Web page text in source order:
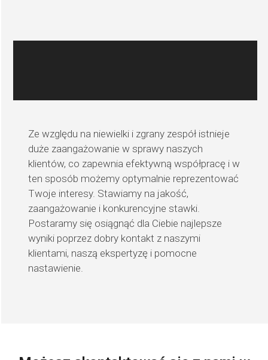
Ze względu na niewielki i zgrany zespół istnieje
duże zaangażowanie w sprawy naszych
klientów, co zapewnia efektywną współpracę i w
ten sposób możemy optymalnie reprezentować
Twoje interesy. Stawiamy na jakość,
zaangażowanie i konkurencyjne stawki.
Postaramy się osiągnąć dla Ciebie najlepsze
wyniki poprzez dobry kontakt z naszymi
klientami, naszą ekspertyzę i pomocne
nastawienie.